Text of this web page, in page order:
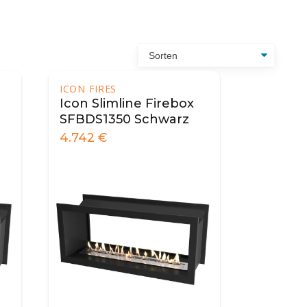
ICON FIRES
Icon Slimline Firebox
SFBDS1350 Schwarz
4.742 €